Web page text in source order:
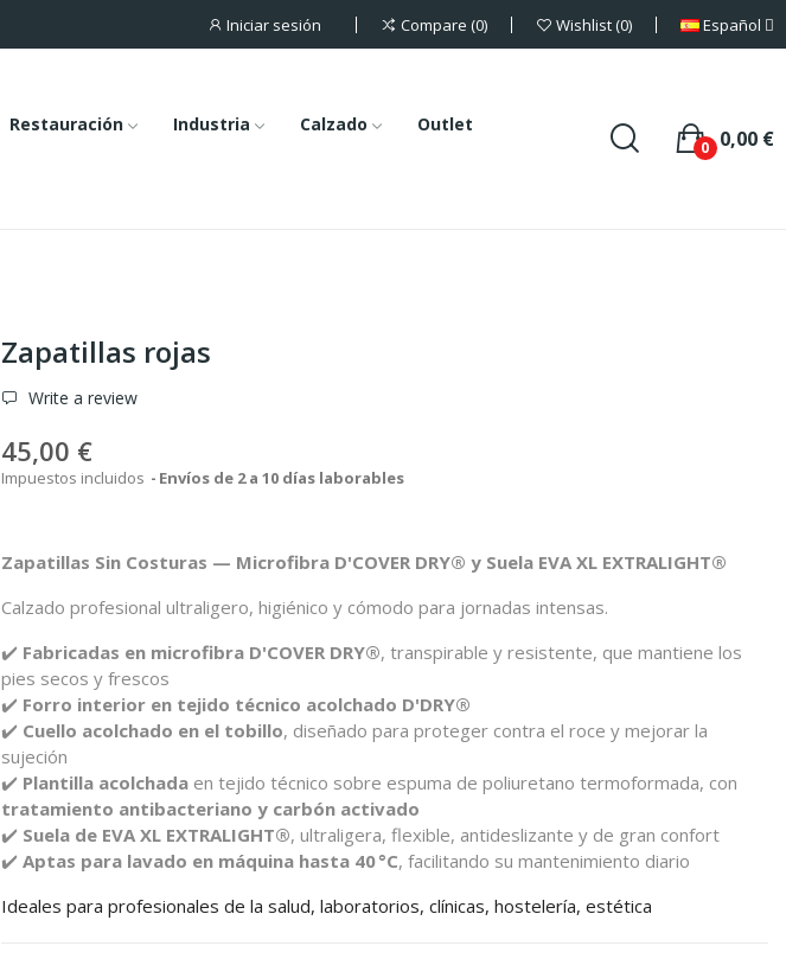
Iniciar sesión Compare 0 Wishlist 0 Español
Restauración Industria Calzado
Outlet
0,00 €
0
Zapatillas rojas
Write a review
45,00 €
Impuestos incluidos Envíos de 2 a 10 días laborables
Zapatillas Sin Costuras — Microfibra D'COVER DRY® y Suela EVA XL EXTRALIGHT®
Calzado profesional ultraligero, higiénico y cómodo para jornadas intensas.
✔️ Fabricadas en microfibra D'COVER DRY®, transpirable y resistente, que mantiene los
pies secos y frescos
✔️ Forro interior en tejido técnico acolchado D'DRY®
✔️ Cuello acolchado en el tobillo, diseñado para proteger contra el roce y mejorar la
sujeción
✔️ Plantilla acolchada en tejido técnico sobre espuma de poliuretano termoformada, con
tratamiento antibacteriano y carbón activado
✔️ Suela de EVA XL EXTRALIGHT®, ultraligera, flexible, antideslizante y de gran confort
✔️ Aptas para lavado en máquina hasta 40 °C, facilitando su mantenimiento diario
Ideales para profesionales de la salud, laboratorios, clínicas, hostelería, estética